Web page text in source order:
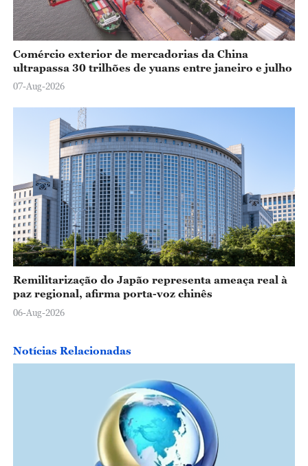
Comércio exterior de mercadorias da China
ultrapassa 30 trilhões de yuans entre janeiro e julho
07-Aug-2026
Remilitarização do Japão representa ameaça real à
paz regional, afirma porta-voz chinês
06-Aug-2026
Notícias Relacionadas